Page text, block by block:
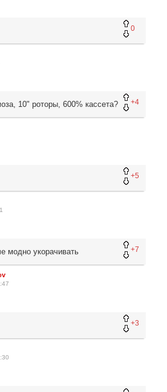
0
+4
10" роторы, 600% кассета?
+5
+7
модно укорачивать
+3